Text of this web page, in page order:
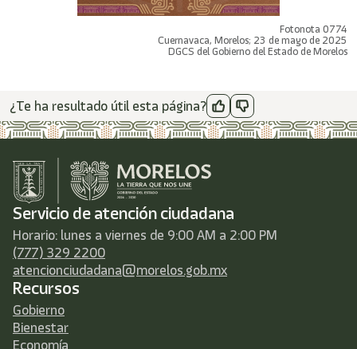
Fotonota 0774
Cuernavaca, Morelos; 23 de mayo de 2025
DGCS del Gobierno del Estado de Morelos
¿Te ha resultado útil esta página?
Servicio de atención ciudadana
Horario: lunes a viernes de 9:00 AM a 2:00 PM
(777) 329 2200
atencionciudadana@morelos.gob.mx
Recursos
Gobierno
Bienestar
Economía